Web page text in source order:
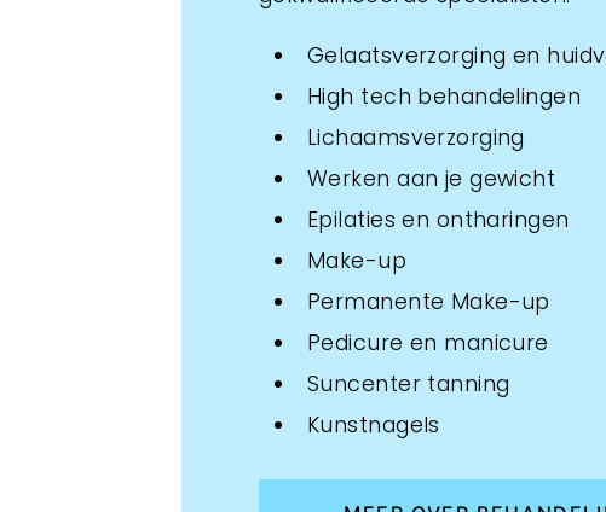
Gelaatsverzorging en
High tech behandelingen
Lichaamsverzorging
Werken aan je gewicht
Epilaties en ontharingen
Make-up
Permanente Make-up
Pedicure en manicure
Suncenter tanning
Kunstnagels